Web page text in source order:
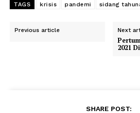
TAGS krisis pandemi sidang
Previous article Next
2021
SHARE POST: